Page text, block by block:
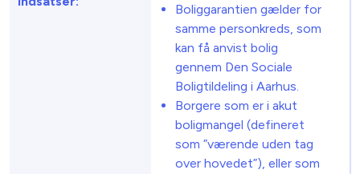
Boliggarantien gælder for
samme personkreds, som
kan få anvist bolig
gennem Den Sociale
Boligtildeling i Aarhus.
Borgere som er i akut
boligmangel (defineret
som ”værende uden tag
over hovedet”), eller som